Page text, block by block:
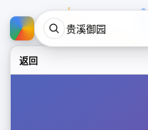
返回